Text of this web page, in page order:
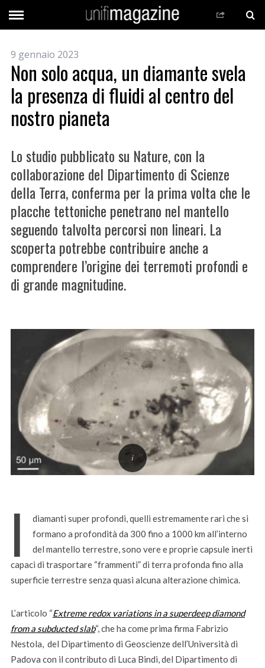
9 gennaio 2023
Non solo acqua, un diamante svela
la presenza di fluidi al centro del
nostro pianeta
Lo studio pubblicato su Nature, con la
collaborazione del Dipartimento di Scienze
della Terra, conferma per la prima volta che le
placche tettoniche penetrano nel mantello
seguendo talvolta percorsi non lineari. La
scoperta potrebbe contribuire anche a
comprendere l’origine dei terremoti profondi e
di grande magnitudine.
I
diamanti super profondi, quelli estremamente rari che si
formano a profondità da 300 fino a 1000 km all’interno
del mantello terrestre, sono vere e proprie capsule inerti
capaci di trasportare “frammenti” di terra profonda fino alla
superficie terrestre senza quasi alcuna alterazione chimica.
L’articolo “Extreme redox variations in a superdeep diamond
from a subducted slab“, che ha come prima firma Fabrizio
Nestola, del Dipartimento di Geoscienze dell’Università di
Padova con il contributo di Luca Bindi, del Dipartimento di